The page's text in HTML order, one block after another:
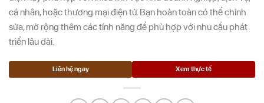
cá nhân, hoặc thương mại điện tử. Bạn hoàn toàn có thể chỉnh
sửa, mở rộng thêm các tính năng để phù hợp với nhu cầu phát
triển lâu dài.
Liên hệ ngay Xem thực tế